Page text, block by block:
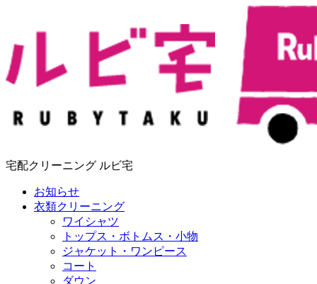
宅配クリーニング ルビ宅
お知らせ
衣類クリーニング
ワイシャツ
トップス・ボトムス・小物
ジャケット・ワンピース
コート
ダウン